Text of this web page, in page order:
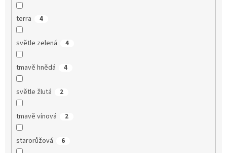
terra 4
světle zelená 4
tmavě hnědá 4
světle žlutá 2
tmavě vínová 2
starorůžová 6